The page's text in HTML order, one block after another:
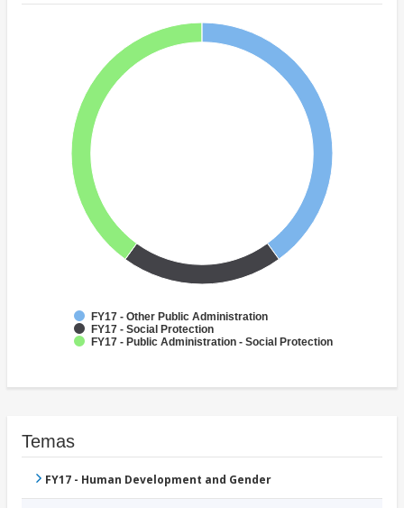
FY17 - Other Public Administration
FY17 - Social Protection
FY17 - Public Administration - Social Protection
Temas
FY17 - Human Development and Gender